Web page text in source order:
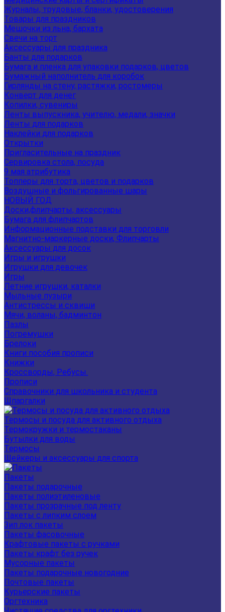
Журналы, трудовые, бланки, удостоверения
Товары для праздников
Мешочки из льна, бархата
Свечи на торт
Аксессуары для праздника
Банты для подарков
Бумага и пленка для упаковки подарков, цветов
Бумажный наполнитель для коробок
Гирлянды на стену, растяжки, ростомеры
Конверт для денег
Копилки, сувениры
Ленты выпускника, учителю, медали, значки
Ленты для подарков
Наклейки для подарков
Открытки
Пригласительные на праздник
Сервировка стола, посуда
9 мая атрибутика
Топперы для торта, цветов и подарков
Воздушные и фольгированные шары
НОВЫЙ ГОД
Доски,флипчарты, аксессуары
Бумага для флипчартов
Информационные подставки для торговли
Магнитно-маркерные доски, Флипчарты
Аксессуары для досок
Игры и игрушки
Игрушки для девочек
Игры
Летние игрушки, каталки
Мыльные пузыри
Антистрессы и сквиши
Мячи, воланы, бадминтон
Пазлы
Погремушки
Брелоки
Книги пособия прописи
Книжки
Кроссворды, Ребусы.
Прописи
Справочники для школьника и студента
Шпаргалки
Термосы и посуда для активного отдыха
Термокружки и термостаканы
Бутылки для воды
Термосы
Шейкеры и аксессуары для спорта
Пакеты
Пакеты подарочные
Пакеты полиэтиленовые
Пакеты прозрачные под ленту
Пакеты с липким слоем
Зип лок пакеты
Пакеты фасовочные
Крафтовые пакеты с ручками
Пакеты крафт без ручек
Мусорные пакеты
Пакеты подарочные новогодние
Почтовые пакеты
Курьерские пакеты
Оргтехника